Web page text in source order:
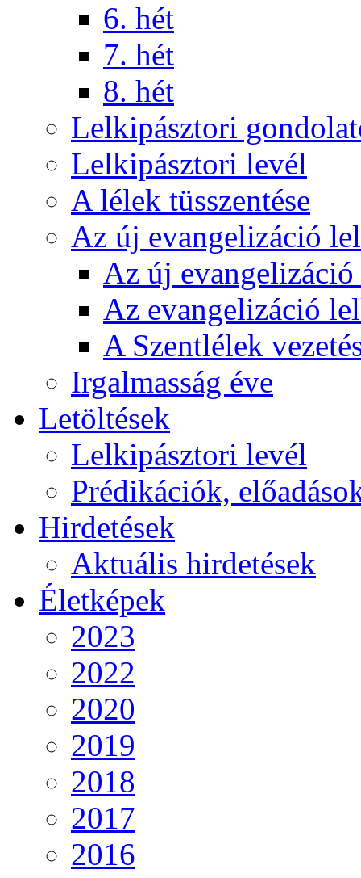
6. hét
7. hét
8. hét
Lelkipásztori
Lelkipásztori levél
A lélek tüsszentése
Az új evangelizáció
Az új
Az evangelizáció
A Szentlélek
Irgalmasság éve
Letöltések
Lelkipásztori levél
Prédikációk,
Hirdetések
Aktuális hirdetések
Életképek
2023
2022
2020
2019
2018
2017
2016